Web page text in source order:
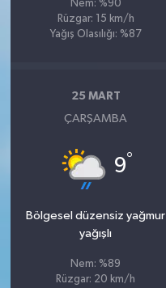
Nem: %90
Rüzgar: 15 km/h
Yağış Olasılığı: %87
25 MART
ÇARŞAMBA
9°
Bölgesel düzensiz yağmur
yağışlı
Nem: %89
Rüzgar: 20 km/h